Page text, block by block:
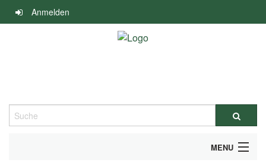
Navigation
überspringen
Anmelden
Suche
MENU